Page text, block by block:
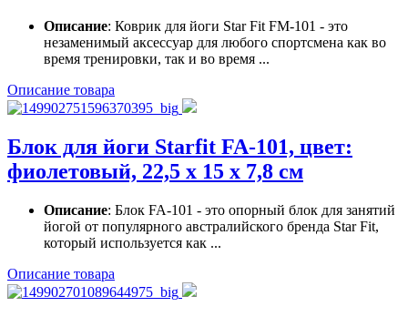
Описание: Коврик для йоги Star Fit FM-101 - это
незаменимый аксессуар для любого спортсмена как во
время тренировки, так и во время ...
Описание товара
Блок для йоги Starfit FA-101, цвет:
фиолетовый, 22,5 х 15 х 7,8 см
Описание: Блок FA-101 - это опорный блок для занятий
йогой от популярного австралийского бренда Star Fit,
который используется как ...
Описание товара